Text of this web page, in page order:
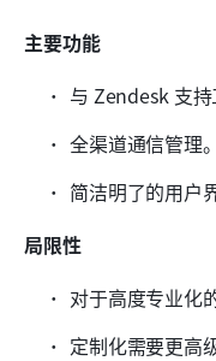
主要功能
与 Zendesk 支持
全渠道通信管理。
简洁明了的用户
局限性
对于高度专业化
定制化需要更高